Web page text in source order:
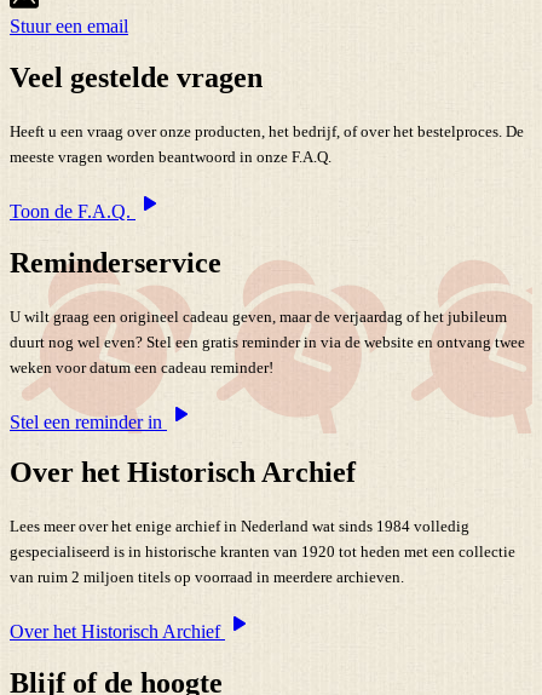
Stuur een email
Veel gestelde vragen
Heeft u een vraag over onze producten, het bedrijf, of over het bestelproces. De
meeste vragen worden beantwoord in onze F.A.Q.
Toon de F.A.Q.
Reminderservice
U wilt graag een origineel cadeau geven, maar de verjaardag of het jubileum
duurt nog wel even? Stel een gratis reminder in via de website en ontvang twee
weken voor datum een cadeau reminder!
Stel een reminder in
Over het Historisch Archief
Lees meer over het enige archief in Nederland wat sinds 1984 volledig
gespecialiseerd is in historische kranten van 1920 tot heden met een collectie
van ruim 2 miljoen titels op voorraad in meerdere archieven.
Over het Historisch Archief
Blijf of de hoogte